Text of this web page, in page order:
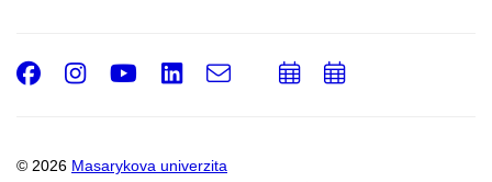
© 2026 Masarykova univerzita
Facebook
Instagram
Youtube
LinkedIn
e-
PřidatPřidat